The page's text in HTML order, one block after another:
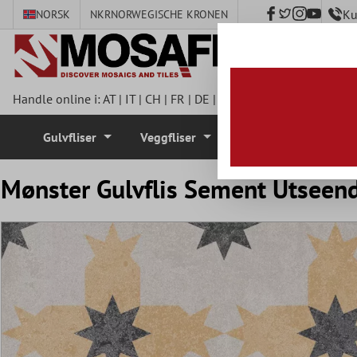
NORSK NKRNORWEGISCHE KRONEN
Handle online i:AT| IT| CH | FR | DE |
Gulvfliser Veggfliser
Mønster Gulvflis Sement